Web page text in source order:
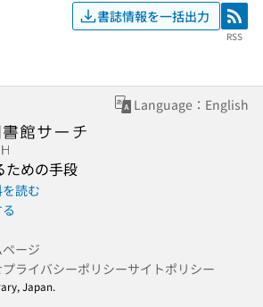
書誌情報を一括出力 RSS
RSS
Language：English
ための手段
読む
ージ
プライバシーポリシーサイトポリシー
Japan.